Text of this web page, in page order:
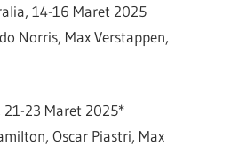
14-16 Maret 2025
Norris, Max Verstappen,
21-23 Maret 2025*
Oscar Piastri, Max